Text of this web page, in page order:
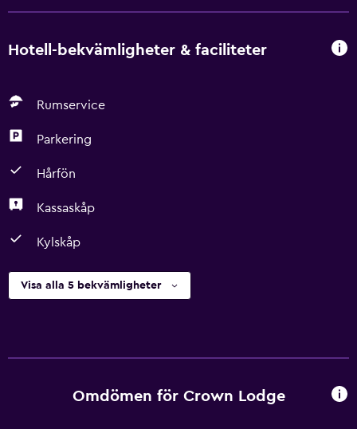
Hotell-bekvämligheter & faciliteter
Rumservice
Parkering
Hårfön
Kassaskåp
Kylskåp
Visa alla 5 bekvämligheter
Omdömen för Crown Lodge